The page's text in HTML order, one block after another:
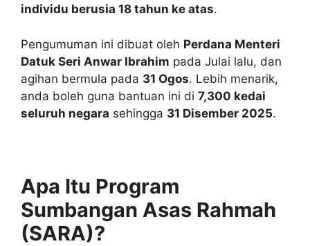
individu berusia 18 tahun ke atas.
Pengumuman ini dibuat oleh Perdana Menteri
Datuk Seri Anwar Ibrahim pada Julai lalu, dan
agihan bermula pada 31 Ogos. Lebih menarik,
anda boleh guna bantuan ini di 7,300 kedai
seluruh negara sehingga 31 Disember 2025.
Apa Itu Program
Sumbangan Asas Rahmah
(SARA)?